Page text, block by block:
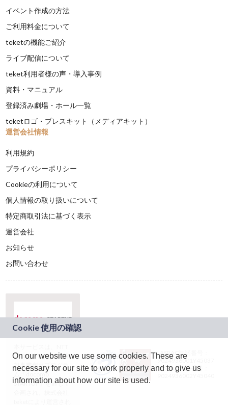
イベント作成の方法
ご利用料金について
teketの機能ご紹介
ライブ配信について
teket利用者様の声・導入事例
資料・マニュアル
登録済み劇場・ホール一覧
teketロゴ・プレスキット（メディアキット）
運営会社情報
利用規約
プライバシーポリシー
Cookieの利用について
個人情報の取り扱いについて
特定商取引法に基づく表示
運営会社
お知らせ
お問い合わせ
ドコモグループの新
規事業創出プログラ
ム「docomo
STARTUP」を通じて
JASRAC許諾番号：
9024936001Y45037
JASRAC許諾番号：
On our website we use some cookies. These are
necessary for our site to work properly and to give us
information about how our site is used.